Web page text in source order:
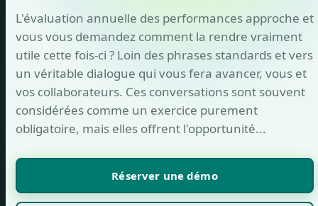
L'évaluation annuelle des performances approche et
vous vous demandez comment la rendre vraiment
utile cette fois-ci ? Loin des phrases standards et vers
un véritable dialogue qui vous fera avancer, vous et
vos collaborateurs. Ces conversations sont souvent
considérées comme un exercice purement
obligatoire, mais elles offrent l'opportunité...
Réserver une démo